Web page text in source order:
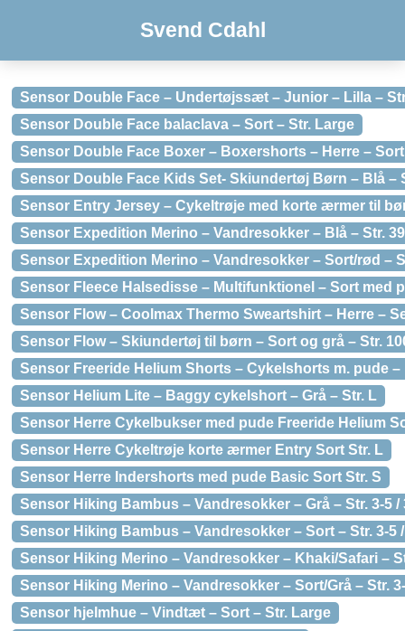
Svend Cdahl
Sensor Double Face – Undertøjssæt – Junior – Lilla –
Sensor Double Face balaclava – Sort – Str. Large
Sensor Double Face Boxer – Boxershorts – Herre – Sort
Sensor Double Face Kids Set- Skiundertøj Børn – Blå –
Sensor Entry Jersey – Cykeltrøje med korte ærmer til
Sensor Expedition Merino – Vandresokker – Blå – Str.
Sensor Expedition Merino – Vandresokker – Sort/rød –
Sensor Fleece Halsedisse – Multifunktionel – Sort med
Sensor Flow – Coolmax Thermo Sweartshirt – Herre –
Sensor Flow – Skiundertøj til børn – Sort og grå – Str.
Sensor Freeride Helium Shorts – Cykelshorts m. pude –
Sensor Helium Lite – Baggy cykelshort – Grå – Str. L
Sensor Herre Cykelbukser med pude Freeride Helium
Sensor Herre Cykeltrøje korte ærmer Entry Sort Str. L
Sensor Herre Indershorts med pude Basic Sort Str. S
Sensor Hiking Bambus – Vandresokker – Grå – Str. 3-5 /
Sensor Hiking Bambus – Vandresokker – Sort – Str. 3-5
Sensor Hiking Merino – Vandresokker – Khaki/Safari –
Sensor Hiking Merino – Vandresokker – Sort/Grå – Str.
Sensor hjelmhue – Vindtæt – Sort – Str. Large